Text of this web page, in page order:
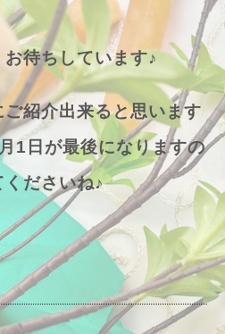
待ちしています♪
紹介出来ると思います
1日が最後になりますの
ださいね♪